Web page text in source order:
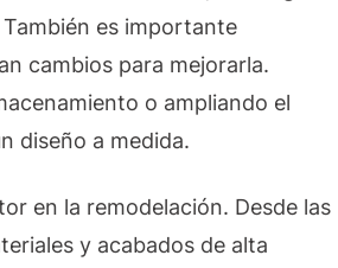
es importante
cambios para mejorarla.
o ampliando el
diseño a medida.
en la remodelación. Desde las
y acabados de alta